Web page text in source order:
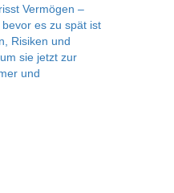
Vermögen –
es zu spät ist
Risiken und
sie jetzt zur
und